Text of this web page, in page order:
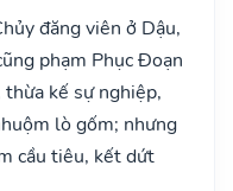
đăng viên ở Dậu,
phạm Phục Đoạn
kế sự nghiệp,
lò gốm; nhưng
cầu tiêu, kết dứt